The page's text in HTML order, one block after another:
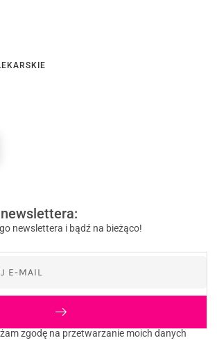
newslettera i bądź na bieżąco!
zgodę na przetwarzanie moich danych